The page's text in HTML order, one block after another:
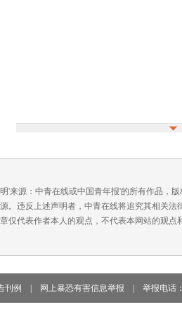
'来源：中青在线或中国青年报'的所有作品
违反上述声明者，中青在线将追究其相关
仅代表作者本人的观点，不代表本网站的观
刊例 网上暴恐有害信息举报 举报电话